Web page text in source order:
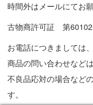
時間外はメールにてお
古物商許可証 第
お電話につきましては
商品の問い合わせなど
不良品応対の場合など
す。